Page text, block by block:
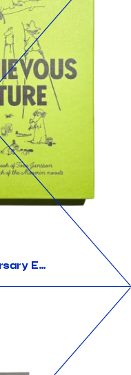
Mischievous Nature (Anniversary Edition)